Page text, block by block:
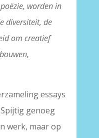
worden in
diversiteit, de
om creatief
essays
genoeg
werk, maar op